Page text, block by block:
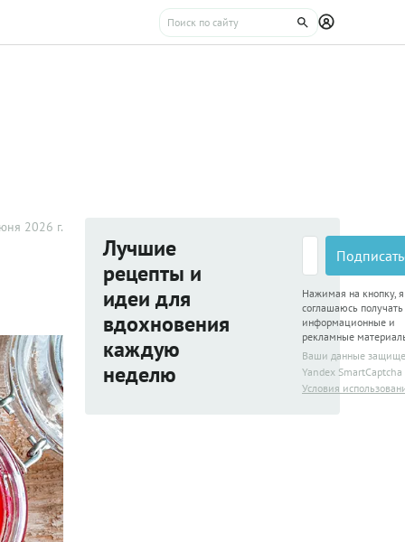
2026 г.
Лучшие
рецепты и
идеи для
вдохновения
каждую
неделю
Нажимая на кнопку, я
соглашаюсь получать
информационные и
рекламные
Ваши данные
Yandex SmartCaptcha
Условия